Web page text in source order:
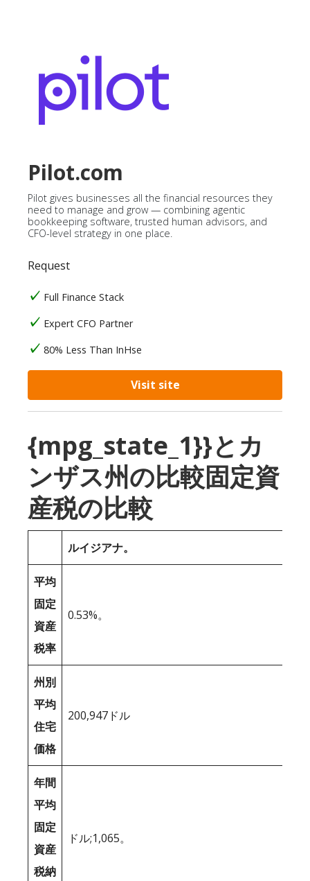
Pilot.com
Pilot gives businesses all the financial resources they
need to manage and grow — combining agentic
bookkeeping software, trusted human advisors, and
CFO-level strategy in one place.
Request
Full Finance Stack
Expert CFO Partner
80% Less Than InHse
Visit site
{mpg_state_1}}とカ
ンザス州の比較固定資
産税の比較
ルイジアナ。
平均
固定
資産
税率
0.53%。
州別
平均
住宅
価格
200,947ドル
年間
平均
固定
資産
税納
ドル;1,065。